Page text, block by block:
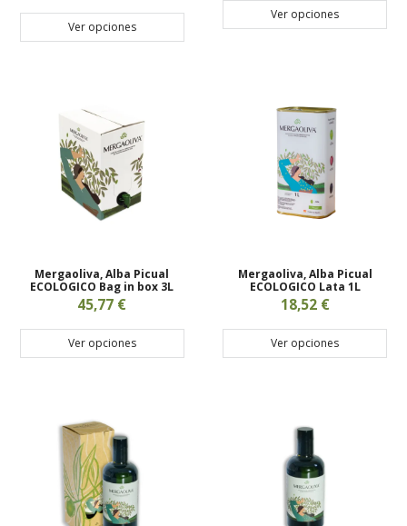
Ver opciones
Ver opciones
Mergaoliva, Alba Picual
ECOLOGICO Bag in box 3L
45,77 €
Ver opciones
Mergaoliva, Alba Picual
ECOLOGICO Lata 1L
18,52 €
Ver opciones